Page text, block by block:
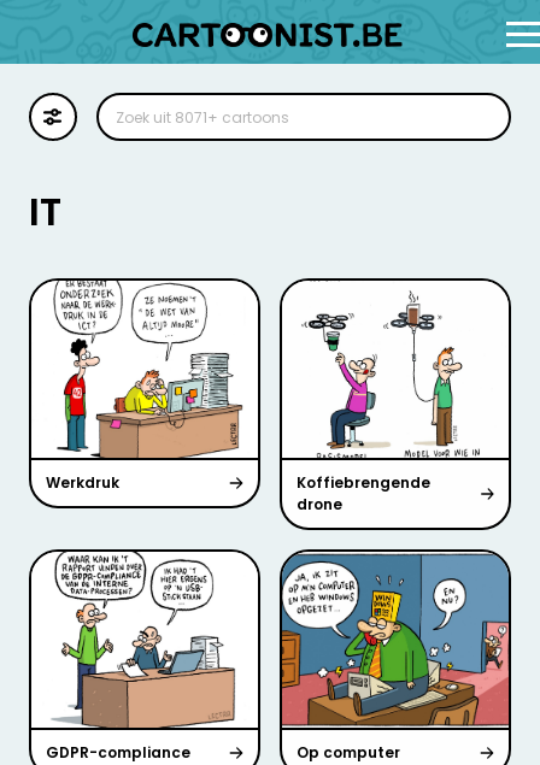
Illustratie
Zoekplaat
Stockillustratie
Strip
IT
Werkdruk
Koffiebrengende
drone
GDPR-compliance Op computer